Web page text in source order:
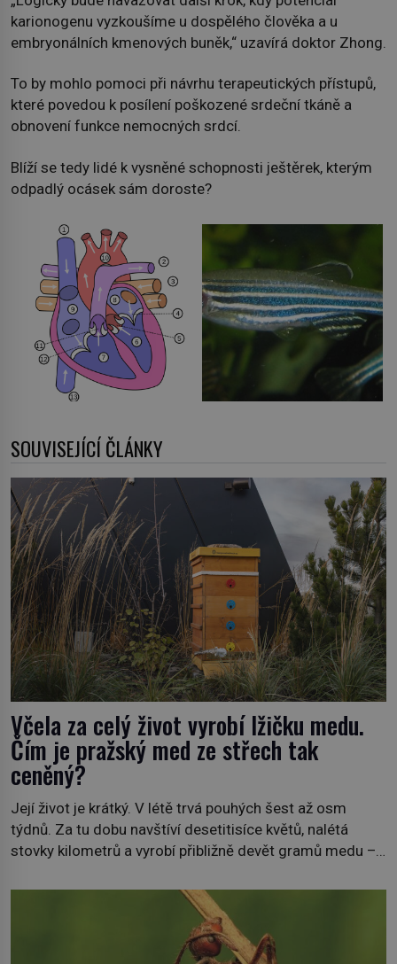
karionogenu vyzkoušíme u dospělého člověka a u
embryonálních kmenových buněk,“ uzavírá doktor Zhong.
To by mohlo pomoci při návrhu terapeutických přístupů,
které povedou k posílení poškozené srdeční tkáně a
obnovení funkce nemocných srdcí.
Blíží se tedy lidé k vysněné schopnosti ještěrek, kterým
odpadlý ocásek sám doroste?
SOUVISEJÍCÍ ČLÁNKY
Včela za celý život vyrobí lžičku medu.
Čím je pražský med ze střech tak
ceněný?
Její život je krátký. V létě trvá pouhých šest až osm
týdnů. Za tu dobu navštíví desetitisíce květů, nalétá
stovky kilometrů a vyrobí přibližně devět gramů medu –
bezvýznamná. Teprve když se spojí s dalšími desítkami
tisíc příslušnic svého včelstva, vznikne jeden z
nejdokonalejších organismů […]